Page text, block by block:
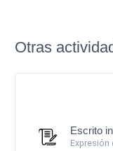
Otras
Escrito
Expresión